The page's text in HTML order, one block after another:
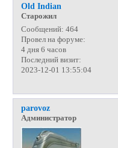
Old Indian
Старожил
Сообщений: 464
Провел на форуме:
4 дня 6 часов
Последний визит:
2023-12-01 13:55:04
parovoz
Администратор